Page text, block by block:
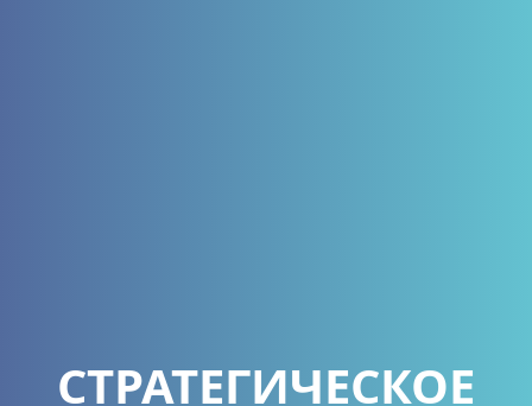
СТРАТЕГИЧЕСКОЕ